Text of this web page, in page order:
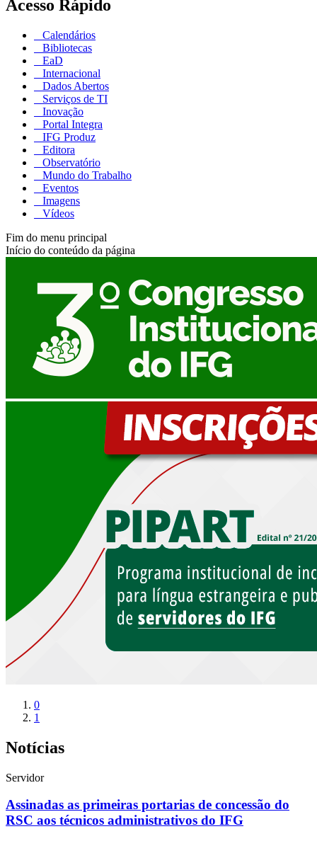
Acesso Rápido
Calendários
Bibliotecas
EaD
Internacional
Dados Abertos
Serviços de TI
Inovação
Portal Integra
IFG Produz
Editora
Observatório
Mundo do Trabalho
Eventos
Imagens
Vídeos
Fim do menu principal
Início do conteúdo da página
0
1
Notícias
Servidor
Assinadas as primeiras portarias de concessão do
RSC aos técnicos administrativos do IFG